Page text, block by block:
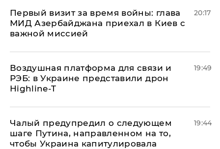
Первый визит за время войны: глава
МИД Азербайджана приехал в Киев с
важной миссией
20:17
Воздушная платформа для связи и
РЭБ: в Украине представили дрон
Highline-T
19:49
Чалый предупредил о следующем
шаге Путина, направленном на то,
чтобы Украина капитулировала
19:44